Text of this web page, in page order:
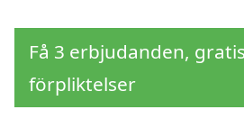
Få 3 erbjudanden,
förpliktelser